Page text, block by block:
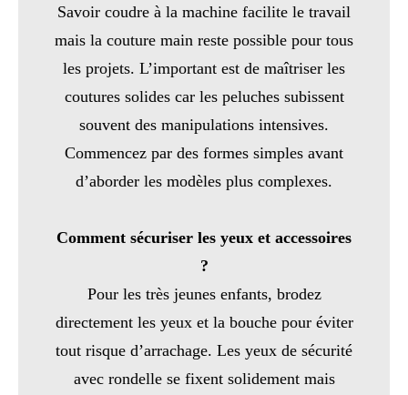
Savoir coudre à la machine facilite le travail
mais la couture main reste possible pour tous
les projets. L’important est de maîtriser les
coutures solides car les peluches subissent
souvent des manipulations intensives.
Commencez par des formes simples avant
d’aborder les modèles plus complexes.
Comment sécuriser les yeux et accessoires
?
Pour les très jeunes enfants, brodez
directement les yeux et la bouche pour éviter
tout risque d’arrachage. Les yeux de sécurité
avec rondelle se fixent solidement mais